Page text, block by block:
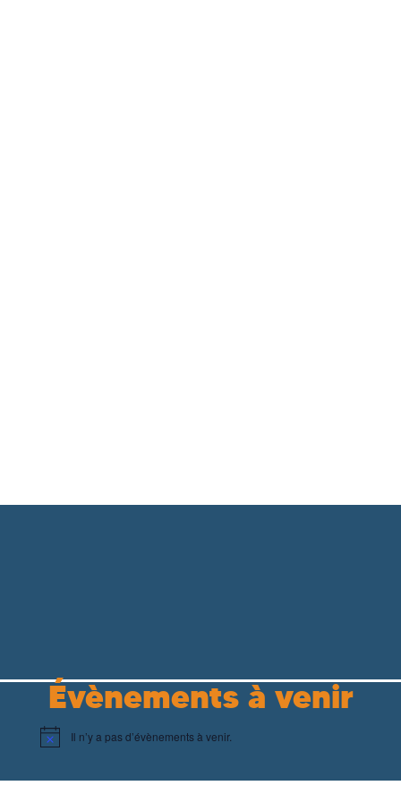
Évènements à venir
Il n’y a pas d’évènements à venir.